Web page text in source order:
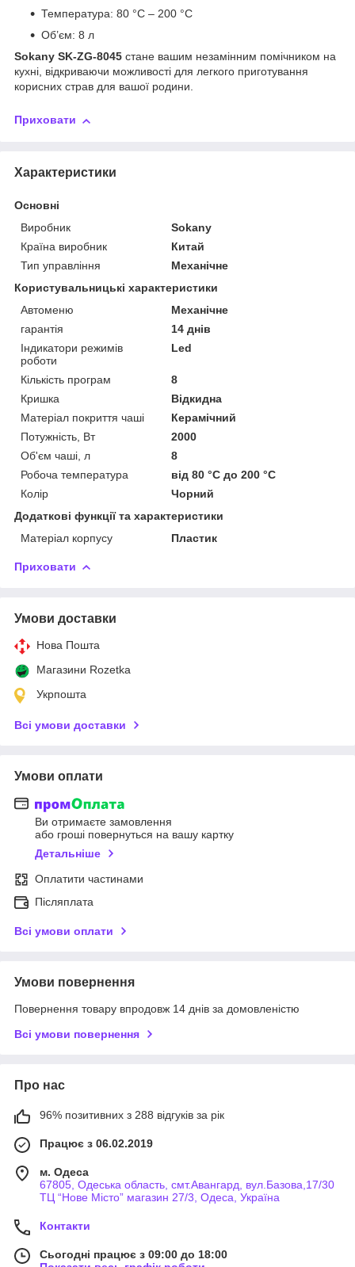
Температура: 80 °C – 200 °C
Об’єм: 8 л
Sokany SK-ZG-8045 стане вашим незамінним помічником на
кухні, відкриваючи можливості для легкого приготування
корисних страв для вашої родини.
Приховати
Характеристики
Основні
Виробник
Sokany
Країна виробник
Китай
Тип управління
Механічне
Користувальницькі характеристики
Автоменю
Механічне
гарантія
14 днів
Індикатори режимів
роботи
Led
Кількість програм
8
Кришка
Відкидна
Матеріал покриття чаші
Керамічний
Потужність, Вт
2000
Об'єм чаші, л
8
Робоча температура
від 80 °C до 200 °C
Колір
Чорний
Додаткові функції та характеристики
Матеріал корпусу
Пластик
Приховати
Умови доставки
Нова Пошта
Магазини Rozetka
Укрпошта
Всі умови доставки
Умови оплати
Ви отримаєте замовлення
або гроші повернуться на вашу картку
Детальніше
Оплатити частинами
Післяплата
Всі умови оплати
Умови повернення
Повернення товару впродовж 14 днів за домовленістю
Всі умови повернення
Про нас
96% позитивних з 288 відгуків за рік
Працює з 06.02.2019
м. Одеса
67805, Одеська область, смт.Авангард, вул.Базова,17/30
ТЦ “Нове Місто” магазин 27/3, Одеса, Україна
Контакти
Сьогодні працює з 09:00 до 18:00